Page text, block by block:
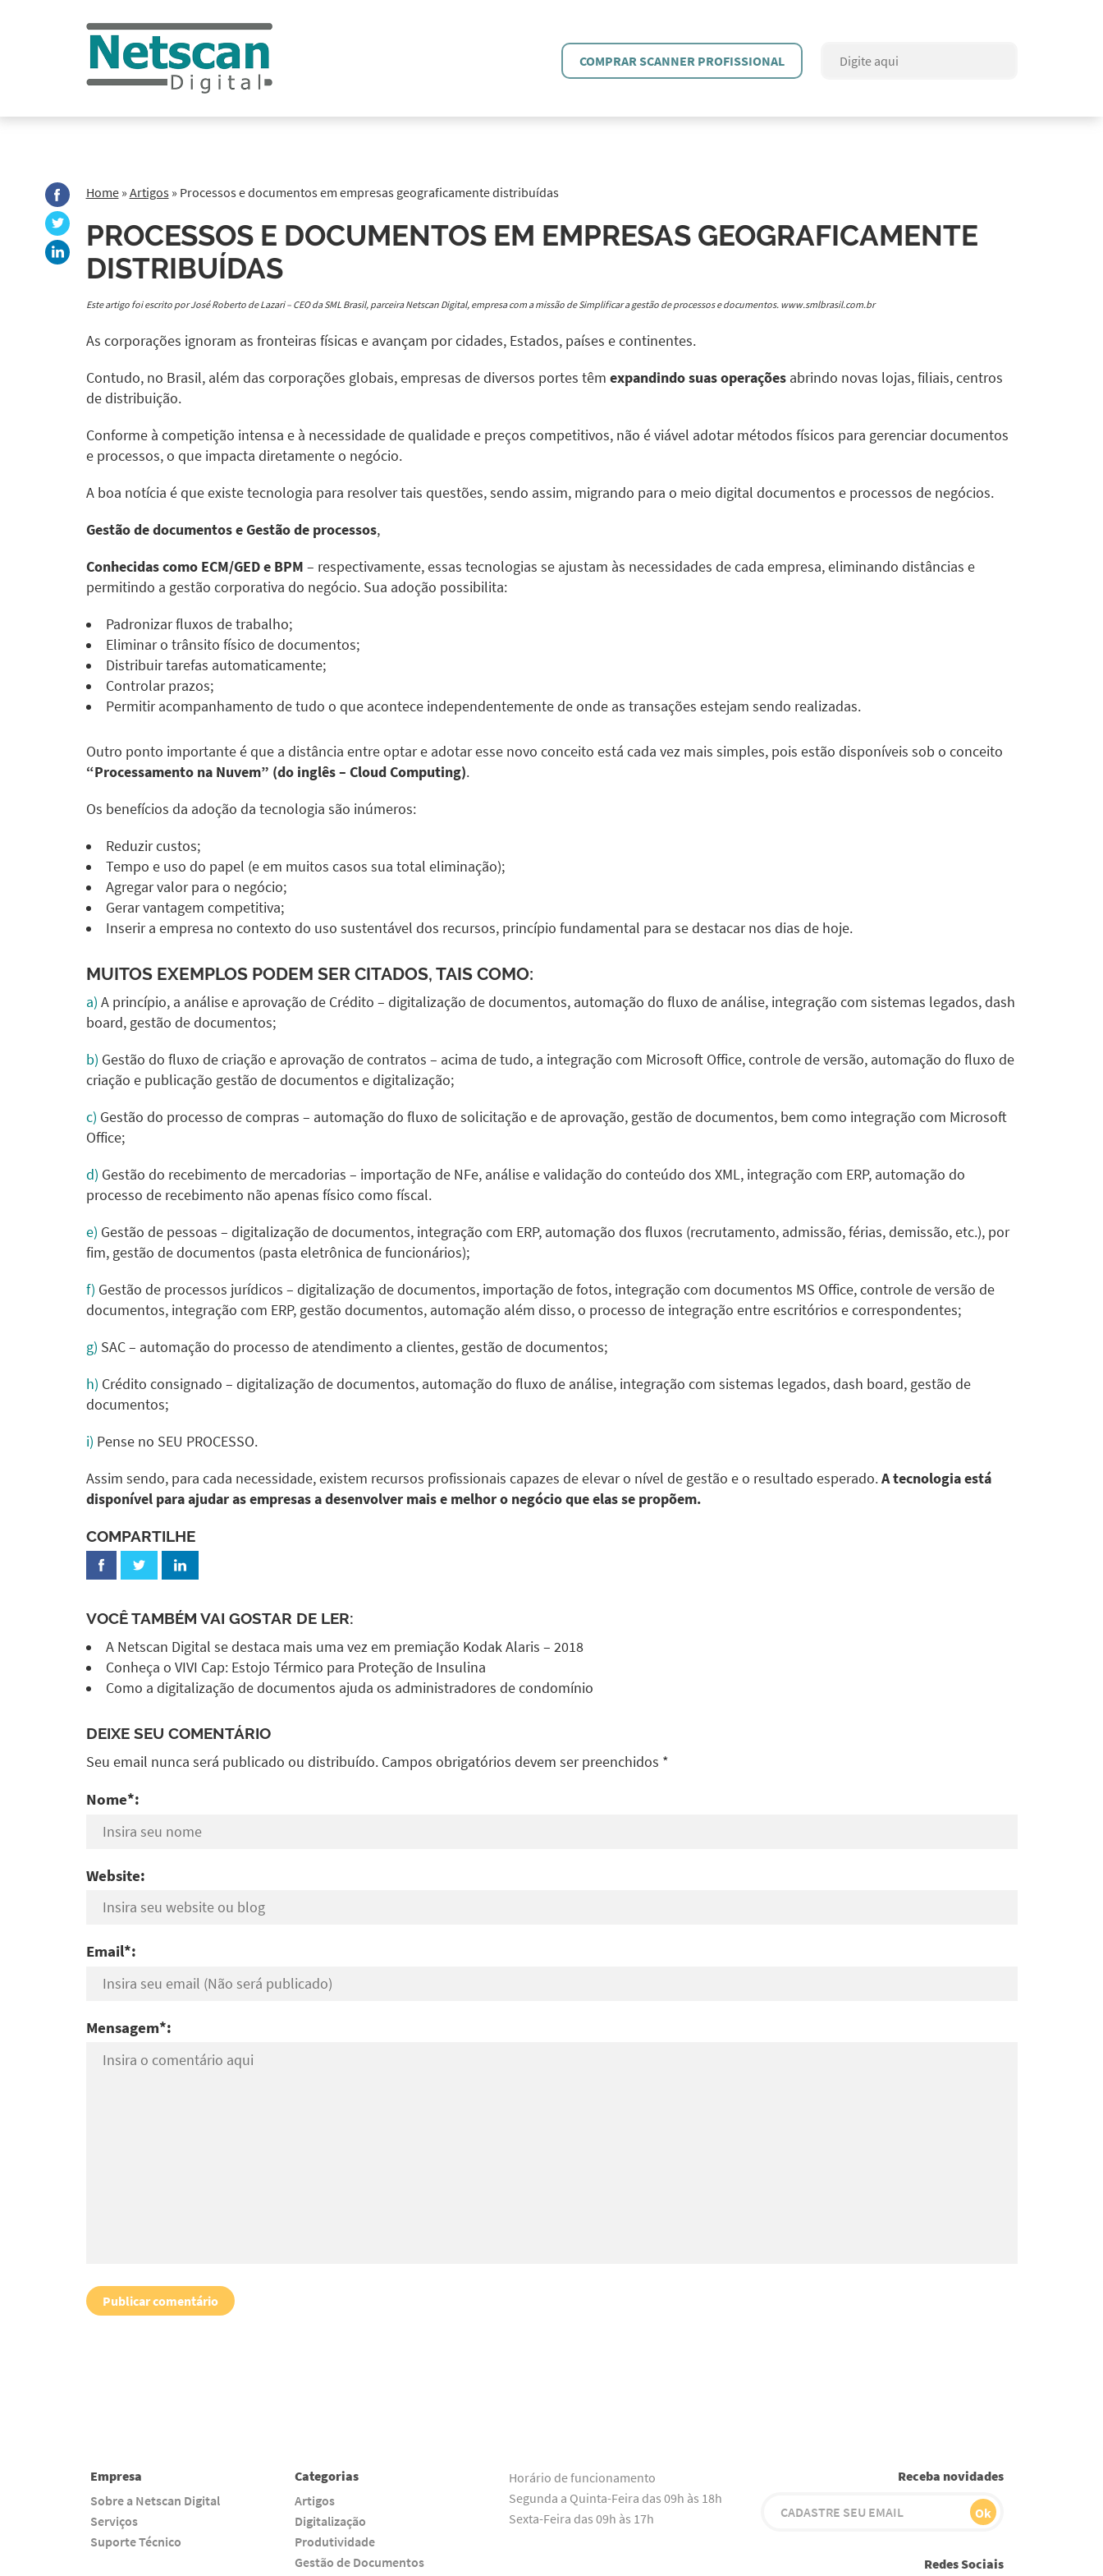
COMPRAR SCANNER PROFISSIONAL
Home» Artigos» Processos e documentos em empresas geograficamente distribuídas
PROCESSOS E DOCUMENTOS EM EMPRESAS GEOGRAFICAMENTE
DISTRIBUÍDAS
Este artigo foi escrito por José Roberto de Lazari – CEO da SML Brasil, parceira Netscan Digital, empresa com a missão de Simplificar a gestão de processos e documentos. www.smlbrasil.com.br
As corporações ignoram as fronteiras físicas e avançam por cidades, Estados, países e continentes.
Contudo, no Brasil, além das corporações globais, empresas de diversos portes têm expandindo suas operaçõesabrindo novas lojas, filiais, centros
de distribuição.
Conforme à competição intensa e à necessidade de qualidade e preços competitivos, não é viável adotar métodos físicos para gerenciar documentos
e processos, o que impacta diretamente o negócio.
A boa notícia é que existe tecnologia para resolver tais questões, sendo assim, migrando para o meio digital documentos e processos de negócios.
Gestão de documentos e Gestão de processos,
Conhecidas como ECM/GED e BPM – respectivamente, essas tecnologias se ajustam às necessidades de cada empresa, eliminando distâncias e
permitindo a gestão corporativa do negócio. Sua adoção possibilita:
Padronizar fluxos de trabalho;
Eliminar o trânsito físico de documentos;
Distribuir tarefas automaticamente;
Controlar prazos;
Permitir acompanhamento de tudo o que acontece independentemente de onde as transações estejam sendo realizadas.
Outro ponto importante é que a distância entre optar e adotar esse novo conceito está cada vez mais simples, pois estão disponíveis sob o conceito
“Processamento na Nuvem” (do inglês – Cloud Computing).
Os benefícios da adoção da tecnologia são inúmeros:
Reduzir custos;
Tempo e uso do papel (e em muitos casos sua total eliminação);
Agregar valor para o negócio;
Gerar vantagem competitiva;
Inserir a empresa no contexto do uso sustentável dos recursos, princípio fundamental para se destacar nos dias de hoje.
MUITOS EXEMPLOS PODEM SER CITADOS, TAIS COMO:
a) A princípio, a análise e aprovação de Crédito – digitalização de documentos, automação do fluxo de análise, integração com sistemas legados, dash
board, gestão de documentos;
b) Gestão do fluxo de criação e aprovação de contratos – acima de tudo, a integração com Microsoft Office, controle de versão, automação do fluxo de
criação e publicação gestão de documentos e digitalização;
c) Gestão do processo de compras – automação do fluxo de solicitação e de aprovação, gestão de documentos, bem como integração com Microsoft
Office;
d) Gestão do recebimento de mercadorias – importação de NFe, análise e validação do conteúdo dos XML, integração com ERP, automação do
processo de recebimento não apenas físico como físcal.
e) Gestão de pessoas – digitalização de documentos, integração com ERP, automação dos fluxos (recrutamento, admissão, férias, demissão, etc.), por
fim, gestão de documentos (pasta eletrônica de funcionários);
f) Gestão de processos jurídicos – digitalização de documentos, importação de fotos, integração com documentos MS Office, controle de versão de
documentos, integração com ERP, gestão documentos, automação além disso, o processo de integração entre escritórios e correspondentes;
g) SAC – automação do processo de atendimento a clientes, gestão de documentos;
h) Crédito consignado – digitalização de documentos, automação do fluxo de análise, integração com sistemas legados, dash board, gestão de
documentos;
i) Pense no SEU PROCESSO.
Assim sendo, para cada necessidade, existem recursos profissionais capazes de elevar o nível de gestão e o resultado esperado.A tecnologia está
disponível para ajudar as empresas a desenvolver mais e melhor o negócio que elas se propõem.
COMPARTILHE
VOCÊ TAMBÉM VAI GOSTAR DE LER:
A Netscan Digital se destaca mais uma vez em premiação Kodak Alaris – 2018
Conheça o VIVI Cap: Estojo Térmico para Proteção de Insulina
Como a digitalização de documentos ajuda os administradores de condomínio
DEIXE SEU COMENTÁRIO
Seu email nunca será publicado ou distribuído. Campos obrigatórios devem ser preenchidos *
Nome*:
Website:
Email*:
Mensagem*:
Empresa
Sobre a Netscan Digital
Serviços
Suporte Técnico
Categorias
Artigos
Digitalização
Produtividade
Gestão de Documentos
Horário de funcionamento
Segunda a Quinta-Feira das 09h às 18h
Sexta-Feira das 09h às 17h
Receba novidades
Redes Sociais